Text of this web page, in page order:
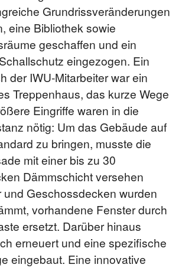
Grundrissveränderungen
eine Bibliothek sowie
geschaffen und ein
eingezogen. Ein
der IWU-Mitarbeiter war ein
Treppenhaus, das kurze Wege
Eingriffe waren in die
nötig: Um das Gebäude auf
zu bringen, musste die
mit einer bis zu 30
Dämmschicht versehen
und Geschossdecken wurden
vorhandene Fenster durch
ersetzt. Darüber hinaus
erneuert und eine spezifische
eingebaut. Eine innovative